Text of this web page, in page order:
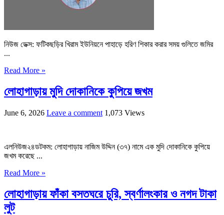
নিউজ ডেক্স: ফটিকছড়ির খিরাম ইউনিয়নে পাহাড়ে হরিণ শিকার করার সময় গুলিতে জমির
...
Read More »
লোহাগাড়ায় মুদি দোকানিকে কুপিয়ে জখম
June 6, 2026 Leave a comment 1,073 Views
এলনিউজ২৪ডটকম: লোহাগাড়ায় নাজিম উদ্দিন (৩৭) নামে এক মুদি দোকানিকে কুপিয়ে
জখম করেছে ...
Read More »
লোহাগাড়ায় ফাঁকা বসতঘরে চুরি, স্বর্ণালংকার ও নগদ টাকা
লুট